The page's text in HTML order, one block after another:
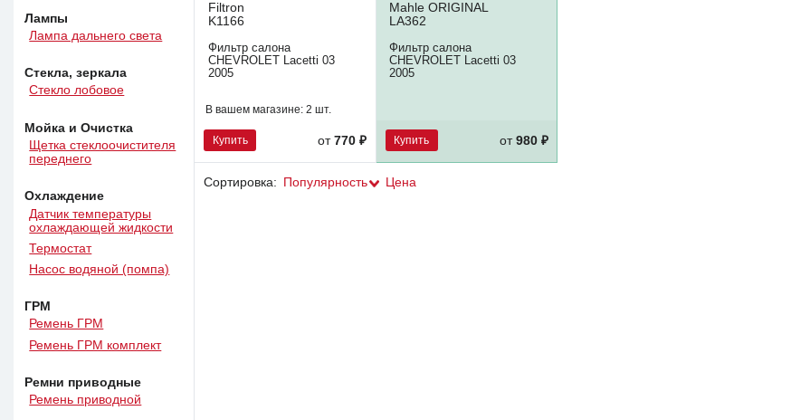
Лампы
Лампа дальнего света
Стекла, зеркала
Стекло лобовое
Мойка и Очистка
Щетка стеклоочистителя
переднего
Охлаждение
Датчик температуры
охлаждающей жидкости
Термостат
Насос водяной (помпа)
ГРМ
Ремень ГРМ
Ремень ГРМ комплект
Ремни приводные
Ремень приводной
Filtron
K1166
Фильтр салона
CHEVROLET Lacetti 03
2005
В вашем магазине: 2 шт.
Купить от770 ₽
Mahle ORIGINAL
LA362
Фильтр салона
CHEVROLET Lacetti 03
2005
Купить от 980 ₽
Сортировка: Популярность Цена